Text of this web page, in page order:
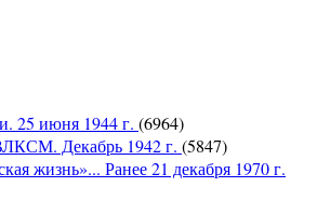
25 июня 1944 г. (6964)
Декабрь 1942 г. (5847)
жизнь»... Ранее 21 декабря 1970 г.